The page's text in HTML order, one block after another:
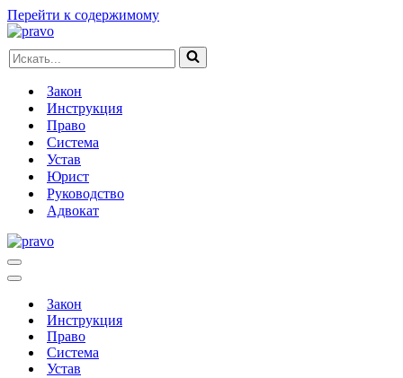
Перейти к содержимому
Искать...
Закон
Инструкция
Право
Система
Устав
Юрист
Руководство
Адвокат
Меню
навигации
Меню
навигацииЗакон
Инструкция
Право
Система
Устав